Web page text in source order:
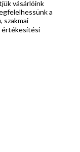
vásárlóink
a
szakmai
értékesítési